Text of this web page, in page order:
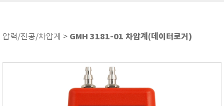
ATAGO
Bellingham+Stanley
BROOKFIELD
압력/진공/차압계 > GMH 3181-01 차압계(데이터로거)